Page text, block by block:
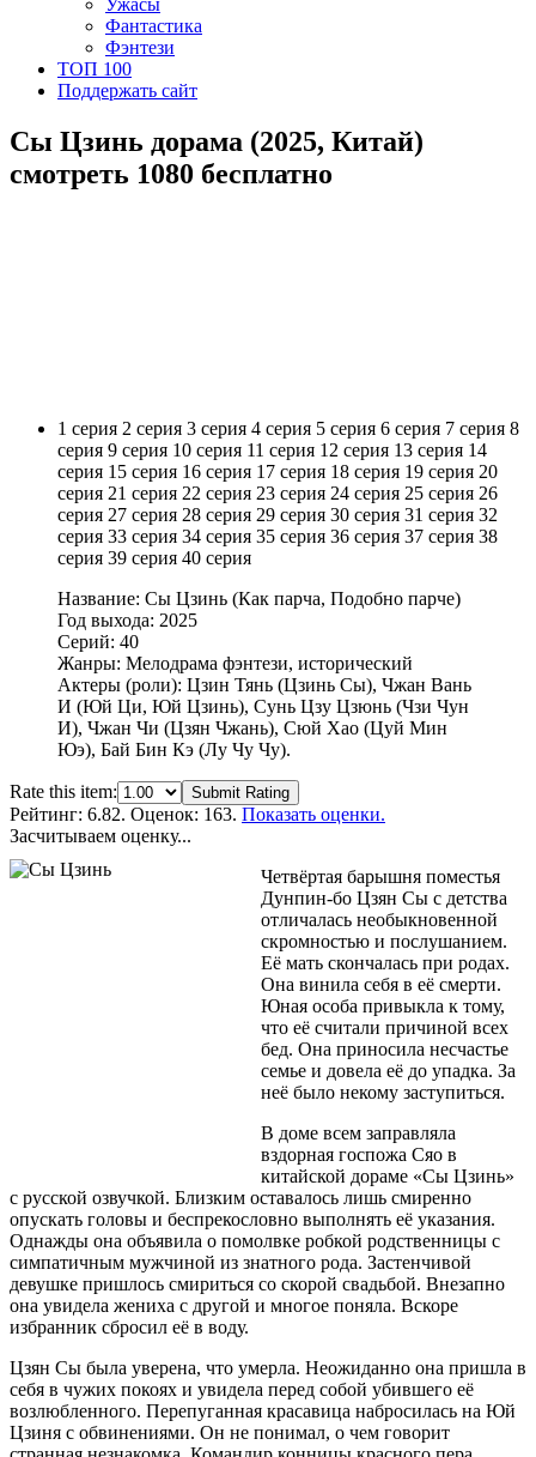
Ужасы
Фантастика
Фэнтези
ТОП 100
Поддержать сайт
Сы Цзинь дорама (2025, Китай)
смотреть 1080 бесплатно
1 серия 2 серия 3 серия 4 серия 5 серия 6 серия 7 серия 8
серия 9 серия 10 серия 11 серия 12 серия 13 серия 14
серия 15 серия 16 серия 17 серия 18 серия 19 серия 20
серия 21 серия 22 серия 23 серия 24 серия 25 серия 26
серия 27 серия 28 серия 29 серия 30 серия 31 серия 32
серия 33 серия 34 серия 35 серия 36 серия 37 серия 38
серия 39 серия 40 серия
Название: Сы Цзинь (Как парча, Подобно парче)
Год выхода: 2025
Серий: 40
Жанры: Мелодрама фэнтези, исторический
Актеры (роли): Цзин Тянь (Цзинь Сы), Чжан Вань
И (Юй Ци, Юй Цзинь), Сунь Цзу Цзюнь (Чзи Чун
И), Чжан Чи (Цзян Чжань), Сюй Хао (Цуй Мин
Юэ), Бай Бин Кэ (Лу Чу Чу).
Rate this item: Submit Rating
Рейтинг: 6.82. Оценок: 163. Показать оценки.
Засчитываем оценку...
Четвёртая барышня поместья
Дунпин-бо Цзян Сы с детства
отличалась необыкновенной
скромностью и послушанием.
Её мать скончалась при родах.
Она винила себя в её смерти.
Юная особа привыкла к тому,
что её считали причиной всех
бед. Она приносила несчастье
семье и довела её до упадка. За
неё было некому заступиться.
В доме всем заправляла
вздорная госпожа Сяо в
китайской дораме «Сы Цзинь»
с русской озвучкой. Близким оставалось лишь смиренно
опускать головы и беспрекословно выполнять её указания.
Однажды она объявила о помолвке робкой родственницы с
симпатичным мужчиной из знатного рода. Застенчивой
девушке пришлось смириться со скорой свадьбой. Внезапно
она увидела жениха с другой и многое поняла. Вскоре
избранник сбросил её в воду.
Цзян Сы была уверена, что умерла. Неожиданно она пришла в
себя в чужих покоях и увидела перед собой убившего её
возлюбленного. Перепуганная красавица набросилась на Юй
Цзиня с обвинениями. Он не понимал, о чем говорит